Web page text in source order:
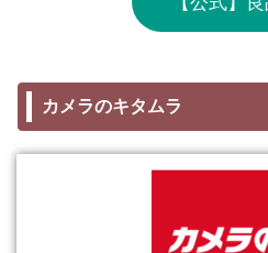
カメラのキタムラ